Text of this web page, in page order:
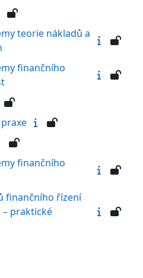
teorie nákladů a
finančního
praxe
finančního
finančního řízení
praktické